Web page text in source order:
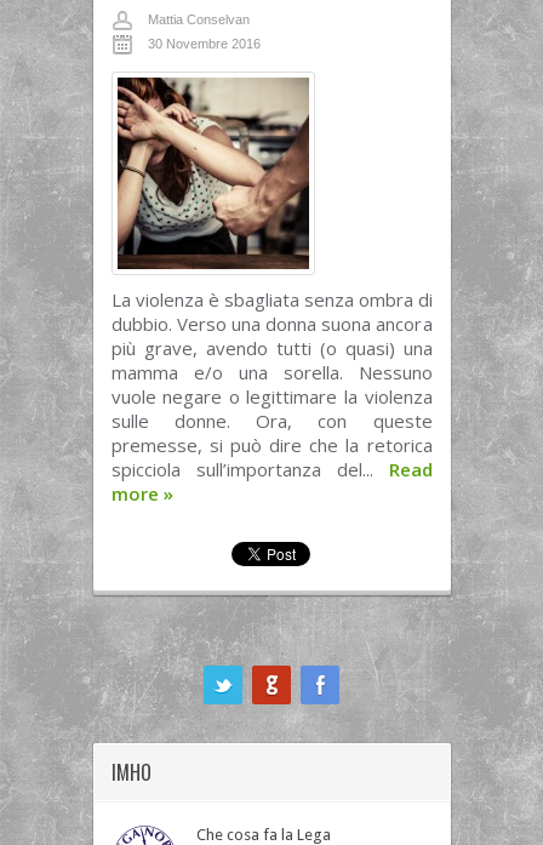
Mattia Conselvan
30 Novembre 2016
La violenza è sbagliata senza ombra di
dubbio. Verso una donna suona ancora
più grave, avendo tutti (o quasi) una
mamma e/o una sorella. Nessuno
vuole negare o legittimare la violenza
sulle donne. Ora, con queste
premesse, si può dire che la retorica
spicciola sull’importanza del... Read
more »
IMHO
Che cosa fa la Lega